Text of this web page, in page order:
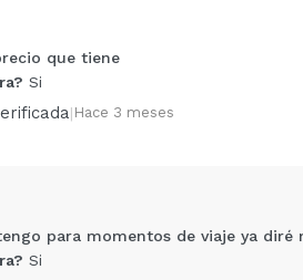
podría ser el primero. Imagínatelo...
que tiene
Si
| Hace 3 meses
para momentos de viaje ya diré
Si